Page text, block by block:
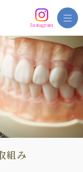
Instagram
組み